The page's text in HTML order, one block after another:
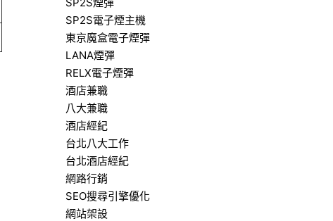
SP2S電子煙主機
東京魔盒電子煙彈
LANA煙彈
RELX電子煙彈
酒店兼職
八大兼職
酒店經紀
台北八大工作
台北酒店經紀
網路行銷
SEO搜尋引擎優化
網站架設